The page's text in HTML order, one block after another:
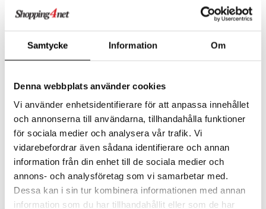
Samtycke Information Om
Denna webbplats använder cookies
Vi använder enhetsidentifierare för att anpassa innehållet
och annonserna till användarna, tillhandahålla funktioner
för sociala medier och analysera vår trafik. Vi
vidarebefordrar även sådana identifierare och annan
information från din enhet till de sociala medier och
annons- och analysföretag som vi samarbetar med.
Dessa kan i sin tur kombinera informationen med annan
information som du har tillhandahållit eller som de har
EVA SOLO
646 kr
EVA SOLO
387 kr